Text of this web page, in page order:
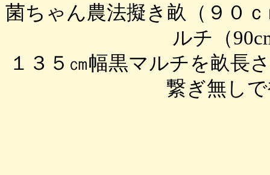
菌ちゃん農法擬き畝（９０
ルチ（
１３５㎝幅黒マルチを畝長
繋ぎ無し